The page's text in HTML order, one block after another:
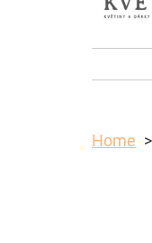
Home